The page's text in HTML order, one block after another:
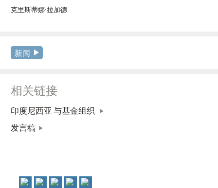
克里斯蒂娜·拉加德
新闻
相关链接
印度尼西亚 与基金组织
发言稿